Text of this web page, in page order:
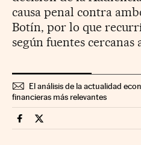
causa penal contra
Botín, por lo que
según fuentes cercanas
El análisis de la actualidad
financieras más relevantes
Companias Cinco Días en
Companias Cinco Días